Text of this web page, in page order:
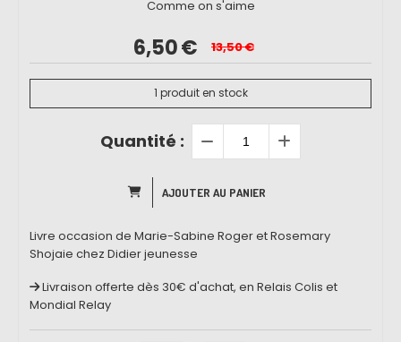
Comme on s'aime
6,50€ 13,50€
1 produit en stock
Quantité :
AJOUTER AU PANIER
Livre occasion de Marie-Sabine Roger et Rosemary
Shojaie chez Didier jeunesse
Livraison offerte dès 30€ d'achat, en Relais Colis et
Mondial Relay